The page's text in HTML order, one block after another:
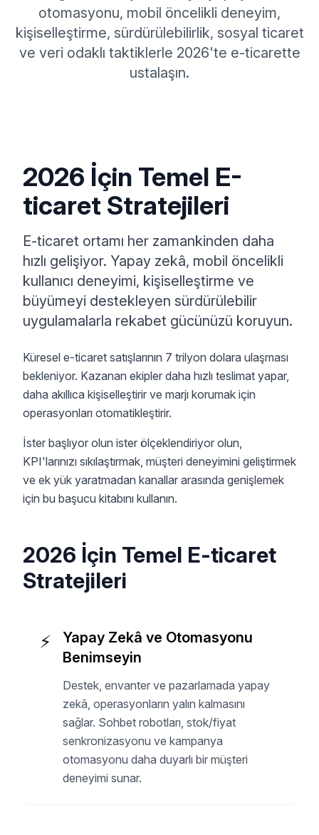
otomasyonu, mobil öncelikli deneyim,
kişiselleştirme, sürdürülebilirlik, sosyal ticaret
ve veri odaklı taktiklerle 2026'te e-ticarette
ustalaşın.
2026 İçin Temel E-
ticaret Stratejileri
E-ticaret ortamı her zamankinden daha
hızlı gelişiyor. Yapay zekâ, mobil öncelikli
kullanıcı deneyimi, kişiselleştirme ve
büyümeyi destekleyen sürdürülebilir
uygulamalarla rekabet gücünüzü koruyun.
Küresel e-ticaret satışlarının 7 trilyon dolara ulaşması
bekleniyor. Kazanan ekipler daha hızlı teslimat yapar,
daha akıllıca kişiselleştirir ve marjı korumak için
operasyonları otomatikleştirir.
İster başlıyor olun ister ölçeklendiriyor olun,
KPI'larınızı sıkılaştırmak, müşteri deneyimini geliştirmek
ve ek yük yaratmadan kanallar arasında genişlemek
için bu başucu kitabını kullanın.
2026 İçin Temel E-ticaret
Stratejileri
⚡️
Yapay Zekâ ve Otomasyonu
Benimseyin
Destek, envanter ve pazarlamada yapay
zekâ, operasyonların yalın kalmasını
sağlar. Sohbet robotları, stok/fiyat
senkronizasyonu ve kampanya
otomasyonu daha duyarlı bir müşteri
deneyimi sunar.